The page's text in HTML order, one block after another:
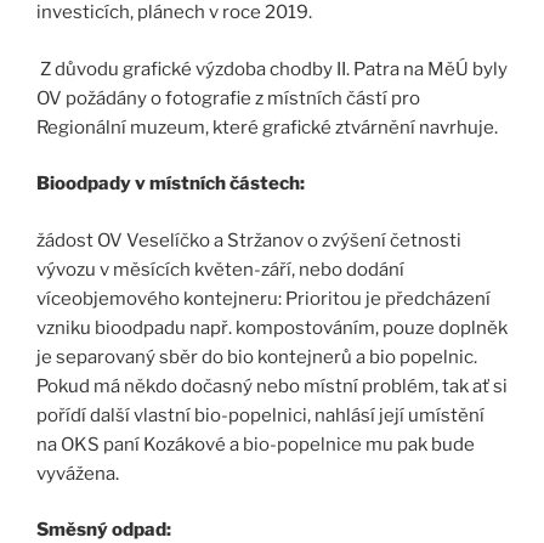
investicích, plánech v roce 2019.
Z důvodu grafické výzdoba chodby II. Patra na MěÚ byly
OV požádány o fotografie z místních částí pro
Regionální muzeum, které grafické ztvárnění navrhuje.
Bioodpady v místních částech:
žádost OV Veselíčko a Stržanov o zvýšení četnosti
vývozu v měsících květen-září, nebo dodání
víceobjemového kontejneru: Prioritou je předcházení
vzniku bioodpadu např. kompostováním, pouze doplněk
je separovaný sběr do bio kontejnerů a bio popelnic.
Pokud má někdo dočasný nebo místní problém, tak ať si
pořídí další vlastní bio-popelnici, nahlásí její umístění
na OKS paní Kozákové a bio-popelnice mu pak bude
vyvážena.
Směsný odpad: